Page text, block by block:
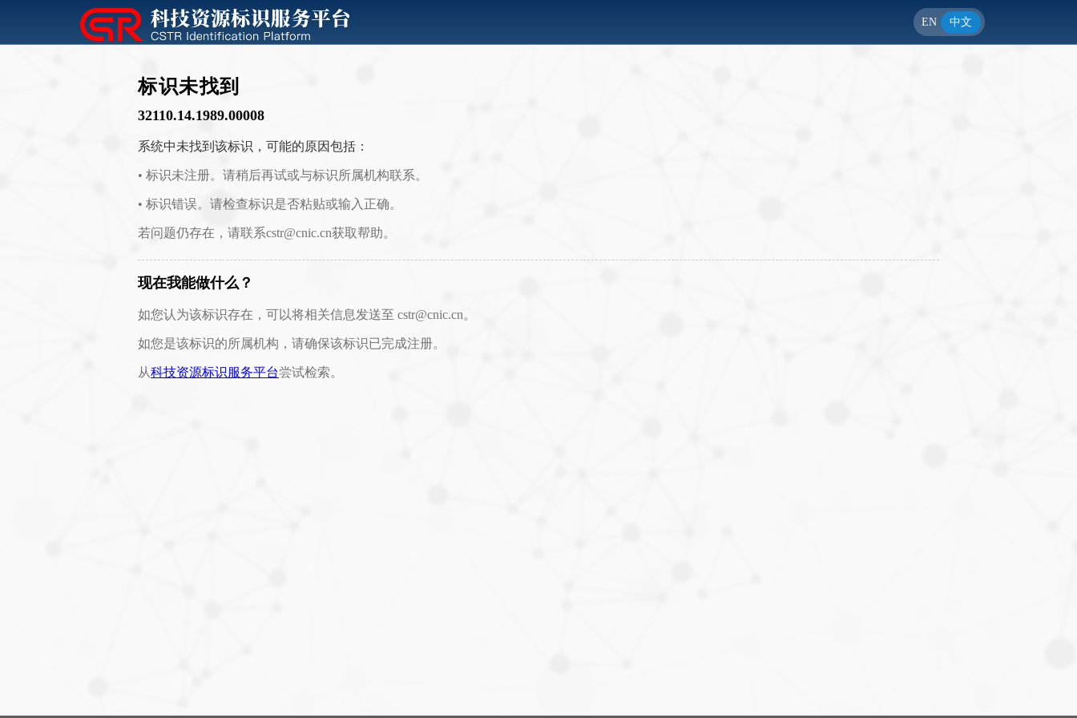
EN 中文
标识未找到
32110.14.1989.00008
系统中未找到该标识，可能的原因包括：
• 标识未注册。请稍后再试或与标识所属机构联系。
• 标识错误。请检查标识是否粘贴或输入正确。
若问题仍存在，请联系cstr@cnic.cn获取帮助。
现在我能做什么？
如您认为该标识存在，可以将相关信息发送至 cstr@cnic.cn。
如您是该标识的所属机构，请确保该标识已完成注册。
从科技资源标识服务平台尝试检索。